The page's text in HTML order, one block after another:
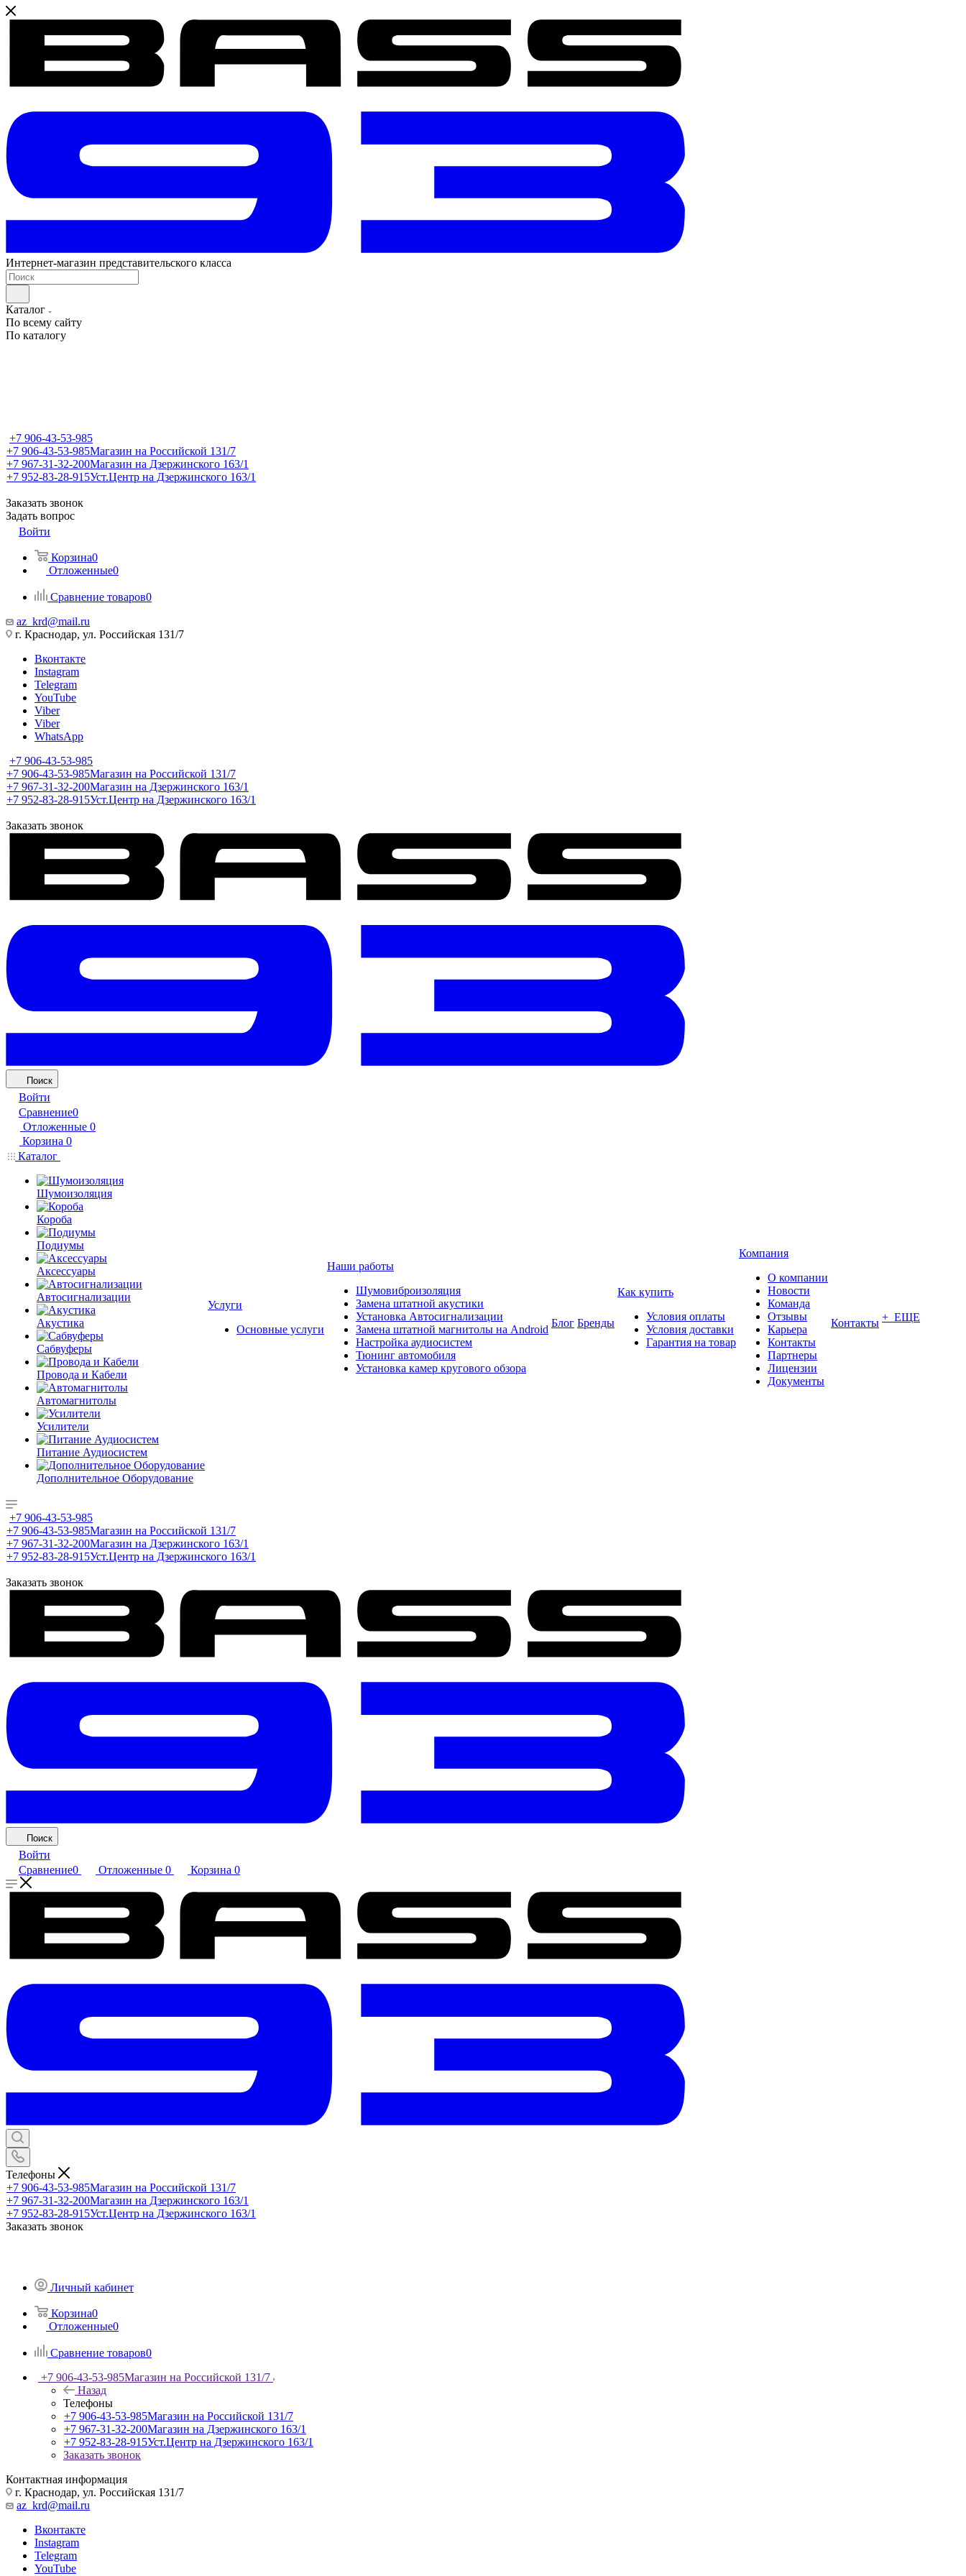
Интернет-магазин представительского класса
Каталог
По всему сайту
По каталогу
+7 906-43-53-985
+7 906-43-53-985Магазин на Российской 131/7
+7 967-31-32-200Магазин на Дзержинского 163/1
+7 952-83-28-915Уст.Центр на Дзержинского 163/1
Заказать звонок
Задать вопрос
Войти
Корзина0
Отложенные0
Сравнение товаров0
az_krd@mail.ru
г. Краснодар, ул. Российская 131/7
Вконтакте
Instagram
Telegram
YouTube
Viber
Viber
WhatsApp
+7 906-43-53-985
+7 906-43-53-985Магазин на Российской 131/7
+7 967-31-32-200Магазин на Дзержинского 163/1
+7 952-83-28-915Уст.Центр на Дзержинского 163/1
Заказать звонок
Поиск
Войти
Сравнение0
Отложенные 0
Корзина 0
Каталог
Шумоизоляция
Короба
Подиумы
Аксессуары
Автосигнализации
Акустика
Сабвуферы
Провода и Кабели
Автомагнитолы
Усилители
Питание Аудиосистем
Дополнительное Оборудование
Услуги
Основные услуги
Наши работы
Шумовиброизоляция
Замена штатной акустики
Установка Автосигнализации
Замена штатной магнитолы на Android
Настройка аудиосистем
Тюнинг автомобиля
Установка камер кругового обзора
Блог Бренды
Как купить
Условия оплаты
Условия доставки
Гарантия на товар
Компания
О компании
Новости
Команда
Отзывы
Карьера
Контакты
Партнеры
Лицензии
Документы
Контакты + ЕЩЕ
+7 906-43-53-985
+7 906-43-53-985Магазин на Российской 131/7
+7 967-31-32-200Магазин на Дзержинского 163/1
+7 952-83-28-915Уст.Центр на Дзержинского 163/1
Заказать звонок
Поиск
Войти
Сравнение0 Отложенные 0 Корзина 0
Телефоны
+7 906-43-53-985Магазин на Российской 131/7
+7 967-31-32-200Магазин на Дзержинского 163/1
+7 952-83-28-915Уст.Центр на Дзержинского 163/1
Заказать звонок
Личный кабинет
Корзина0
Отложенные0
Сравнение товаров0
+7 906-43-53-985Магазин на Российской 131/7
Назад
Телефоны
+7 906-43-53-985Магазин на Российской 131/7
+7 967-31-32-200Магазин на Дзержинского 163/1
+7 952-83-28-915Уст.Центр на Дзержинского 163/1
Заказать звонок
Контактная информация
г. Краснодар, ул. Российская 131/7
az_krd@mail.ru
Вконтакте
Instagram
Telegram
YouTube